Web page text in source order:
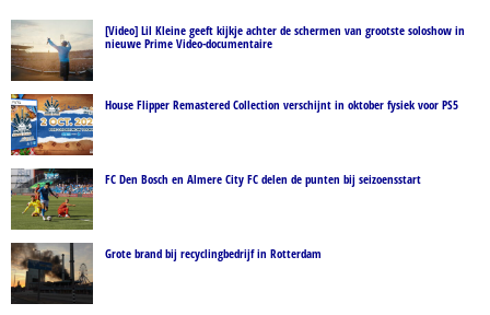
[Video] Lil Kleine geeft kijkje achter de schermen van grootste soloshow in
nieuwe Prime Video-documentaire
House Flipper Remastered Collection verschijnt in oktober fysiek voor PS5
FC Den Bosch en Almere City FC delen de punten bij seizoensstart
Grote brand bij recyclingbedrijf in Rotterdam